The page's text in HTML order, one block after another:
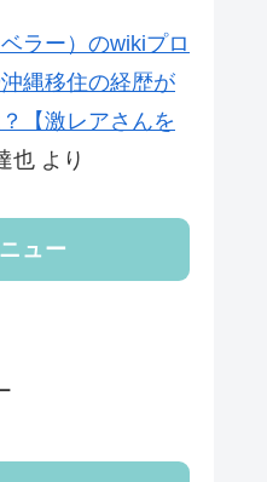
ラー）のwikiプロ
縄移住の経歴が
【激レアさんを
也 より
ュー